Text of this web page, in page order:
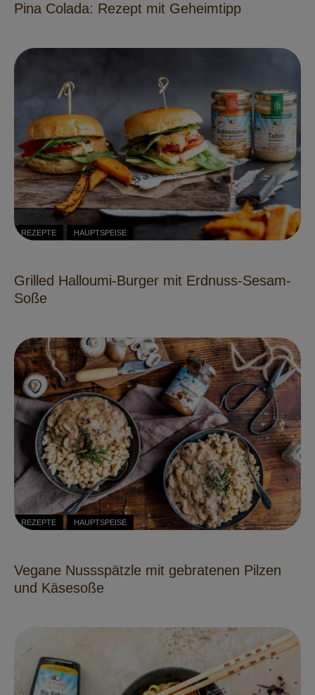
Pina Colada: Rezept mit Geheimtipp
REZEPTE HAUPTSPEISE
Grilled Halloumi-Burger mit Erdnuss-Sesam-
Soße
REZEPTE HAUPTSPEISE
Vegane Nussspätzle mit gebratenen Pilzen
und Käsesoße